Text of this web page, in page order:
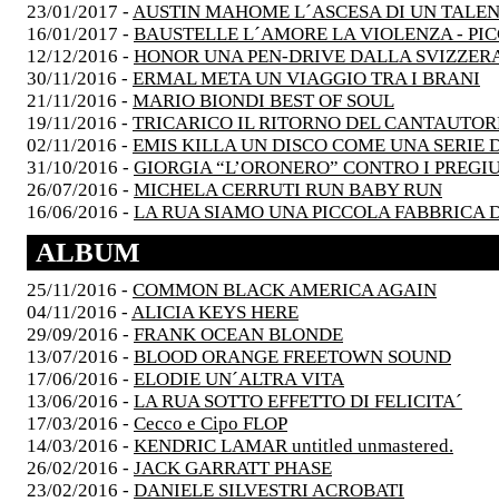
23/01/2017 - AUSTIN MAHOME L´ASCESA DI UN
16/01/2017 - BAUSTELLE L´AMORE LA VIOLENZA -
12/12/2016 - HONOR UNA PEN-DRIVE DALLA
30/11/2016 - ERMAL META UN VIAGGIO TRA I BRANI
21/11/2016 - MARIO BIONDI BEST OF SOUL
19/11/2016 - TRICARICO IL RITORNO DEL
02/11/2016 - EMIS KILLA UN DISCO COME UNA SERIE
31/10/2016 - GIORGIA “L’ORONERO” CONTRO I
26/07/2016 - MICHELA CERRUTI RUN BABY RUN
16/06/2016 - LA RUA SIAMO UNA PICCOLA FABBRICA
ALBUM
25/11/2016 - COMMON BLACK AMERICA AGAIN
04/11/2016 - ALICIA KEYS HERE
29/09/2016 - FRANK OCEAN BLONDE
13/07/2016 - BLOOD ORANGE FREETOWN SOUND
17/06/2016 - ELODIE UN´ALTRA VITA
13/06/2016 - LA RUA SOTTO EFFETTO DI FELICITA´
17/03/2016 - Cecco e Cipo FLOP
14/03/2016 - KENDRIC LAMAR untitled unmastered.
26/02/2016 - JACK GARRATT PHASE
23/02/2016 - DANIELE SILVESTRI ACROBATI